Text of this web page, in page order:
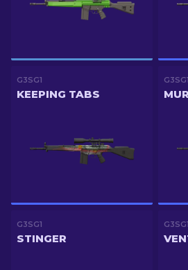
G3SG1
KEEPING TABS
G3SG1
G3SG1
STINGER
G3SG1